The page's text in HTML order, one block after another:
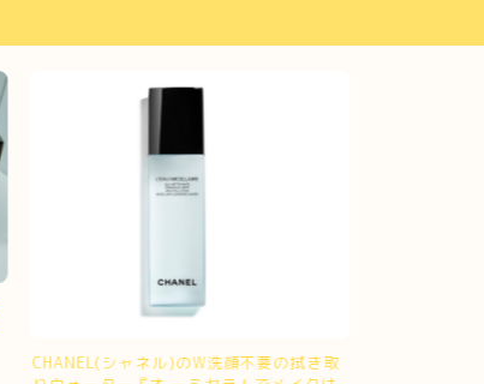
CHANEL(シャネル)のW洗顔不要の拭き取